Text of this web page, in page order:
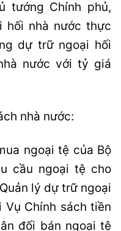
tướng Chính phủ,
hối nhà nước thực
dự trữ ngoại hối
nước với tỷ giá
nhà nước:
ngoại tệ của Bộ
cầu ngoại tệ cho
lý dự trữ ngoại
Chính sách tiền
đối bán ngoại tệ